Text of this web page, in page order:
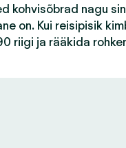
kohvisõbrad nagu
on. Kui reisipisik
riigi ja rääkida